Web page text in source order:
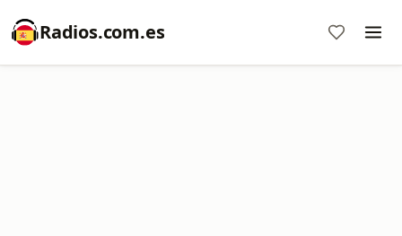
Radios.com.es